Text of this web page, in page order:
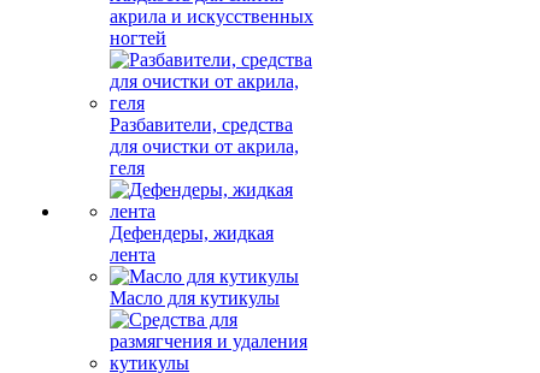
акрила и искусственных
ногтей
Разбавители, средства
для очистки от акрила,
геля
Дефендеры, жидкая
лента
Масло для кутикулы